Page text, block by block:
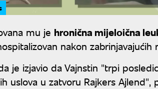
mu je hronična mijeloična
nakon zabrinjavajućih
je izjavio da Vajnstin "trpi
uslova u zatvoru Rajkers Ajlend",